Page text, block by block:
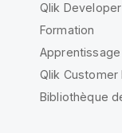
Qlik Developer
Formation
Apprentissage
Qlik Customer
Bibliothèque